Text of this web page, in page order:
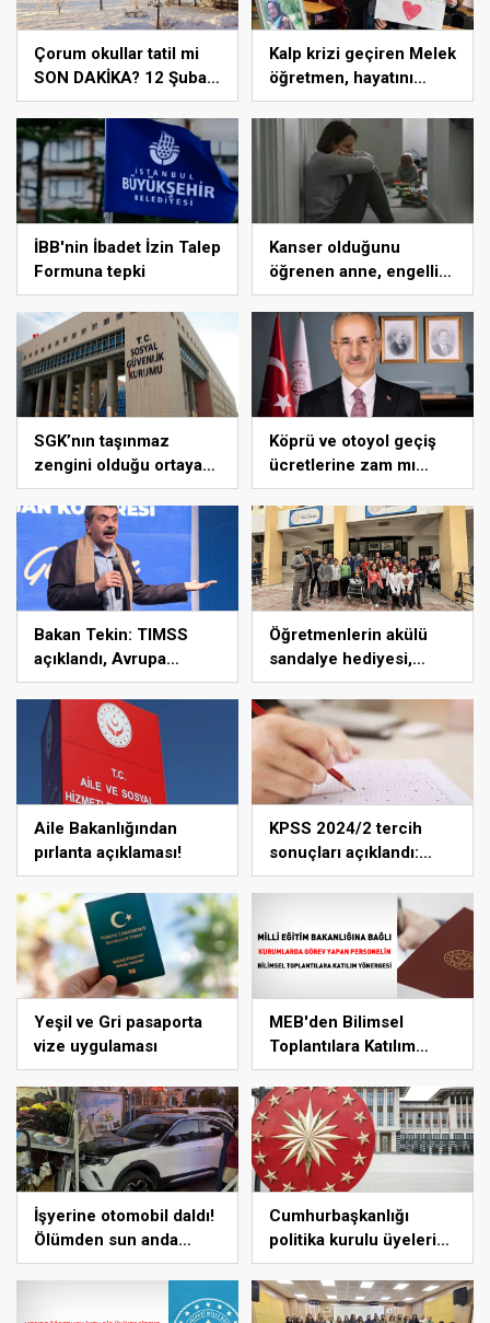
Çorum okullar tatil mi
SON DAKİKA? 12 Şubat
Çarşamba Çorum’da
okul yok mu (Çorum
Valiliği Açıklaması –
KAR TATİLİ)?
Kalp krizi geçiren Melek
öğretmen, hayatını
kaybetti
İBB'nin İbadet İzin Talep
Formuna tepki
Kanser olduğunu
öğrenen anne, engelli
oğlunu öldürdükten
sonra intihar etti
SGK’nın taşınmaz
zengini olduğu ortaya
çıktı!
Köprü ve otoyol geçiş
ücretlerine zam mı
geliyor?
Bakan Tekin: TIMSS
açıklandı, Avrupa
ülkeleri arasında
birinciyiz
Öğretmenlerin akülü
sandalye hediyesi,
engelli öğrenciyi
sınıfına kavuşturdu
Aile Bakanlığından
pırlanta açıklaması!
KPSS 2024/2 tercih
sonuçları açıklandı:
ÖSYM Sonuç
Sorgulama Ekranı aktif…
Yeşil ve Gri pasaporta
vize uygulaması
MEB'den Bilimsel
Toplantılara Katılım
Yönergesi
İşyerine otomobil daldı!
Ölümden sun anda
kurtuldular
Cumhurbaşkanlığı
politika kurulu üyelerine
yapılan ödemeler sona
erdi